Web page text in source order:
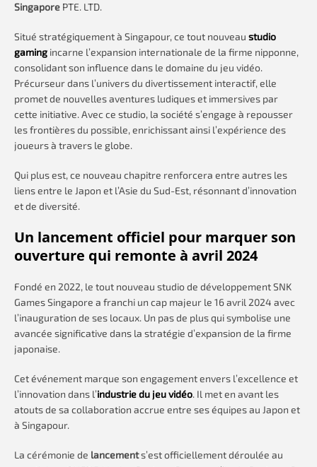
Singapore PTE. LTD.
Situé stratégiquement à Singapour, ce tout nouveau studio
gaming incarne l’expansion internationale de la firme nipponne,
consolidant son influence dans le domaine du jeu vidéo.
Précurseur dans l’univers du divertissement interactif, elle
promet de nouvelles aventures ludiques et immersives par
cette initiative. Avec ce studio, la société s’engage à repousser
les frontières du possible, enrichissant ainsi l’expérience des
joueurs à travers le globe.
Qui plus est, ce nouveau chapitre renforcera entre autres les
liens entre le Japon et l’Asie du Sud-Est, résonnant d’innovation
et de diversité.
Un lancement officiel pour marquer son
ouverture qui remonte à avril 2024
Fondé en 2022, le tout nouveau studio de développement SNK
Games Singapore a franchi un cap majeur le 16 avril 2024 avec
l’inauguration de ses locaux. Un pas de plus qui symbolise une
avancée significative dans la stratégie d’expansion de la firme
japonaise.
Cet événement marque son engagement envers l’excellence et
l’innovation dans l’industrie du jeu vidéo. Il met en avant les
atouts de sa collaboration accrue entre ses équipes au Japon et
à Singapour.
La cérémonie de lancements’est officiellement déroulée au